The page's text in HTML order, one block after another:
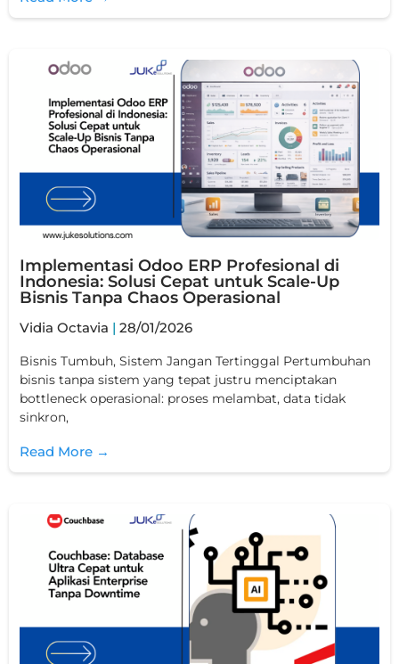
Implementasi Odoo ERP Profesional di
Indonesia: Solusi Cepat untuk Scale-Up
Bisnis Tanpa Chaos Operasional
Vidia Octavia 28/01/2026
Bisnis Tumbuh, Sistem Jangan Tertinggal Pertumbuhan
bisnis tanpa sistem yang tepat justru menciptakan
bottleneck operasional: proses melambat, data tidak
sinkron,
Read More →